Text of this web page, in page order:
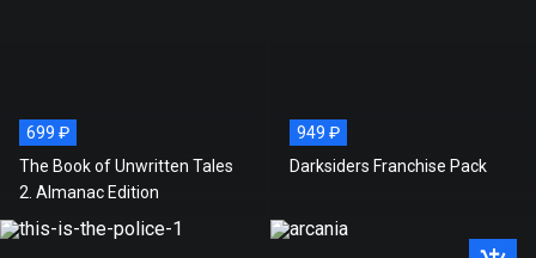
699 ₽
The Book of Unwritten Tales
2. Almanac Edition
949 ₽
Darksiders Franchise Pack